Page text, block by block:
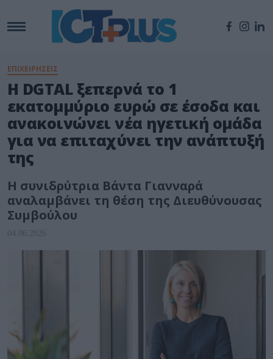
ΕΠΙΧΕΙΡΗΣΕΙΣ
Η DGTAL ξεπερνά το 1
εκατομμύριο ευρώ σε έσοδα και
ανακοινώνει νέα ηγετική ομάδα
για να επιταχύνει την ανάπτυξή
της
Η συνιδρύτρια Βάντα Γιανναρά
αναλαμβάνει τη θέση της Διευθύνουσας
Συμβούλου
04.06.2026